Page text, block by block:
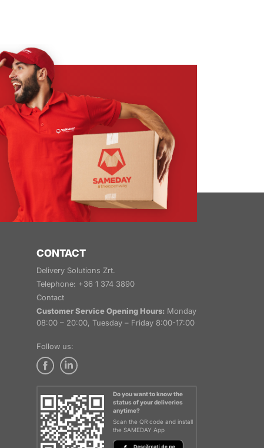
CONTACT
Delivery Solutions Zrt.
Telephone: +36 1 374 3890
Contact
Customer Service Opening Hours: Monday
08:00 – 20:00, Tuesday – Friday 8:00-17:00
Follow us:
Do you want to know the
status of your deliveries
anytime?
Scan the QR code and install
the SAMEDAY App